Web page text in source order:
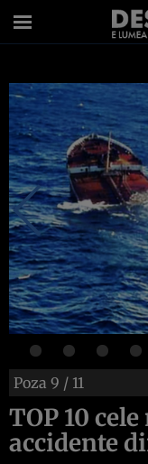
Poza 9 / 11
TOP 10
accidente